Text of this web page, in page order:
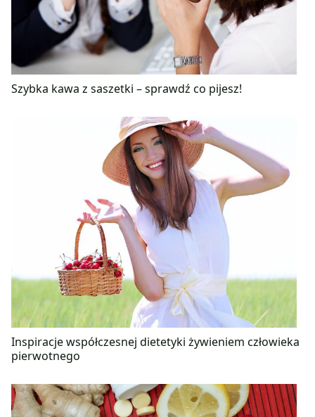
Szybka kawa z saszetki – sprawdź co pijesz!
Inspiracje współczesnej dietetyki żywieniem człowieka
pierwotnego